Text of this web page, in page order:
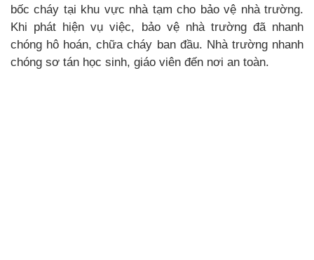
bốc cháy tại khu vực nhà tạm cho bảo vệ nhà trường.
Khi phát hiện vụ việc, bảo vệ nhà trường đã nhanh
chóng hô hoán, chữa cháy ban đầu. Nhà trường nhanh
chóng sơ tán học sinh, giáo viên đến nơi an toàn.